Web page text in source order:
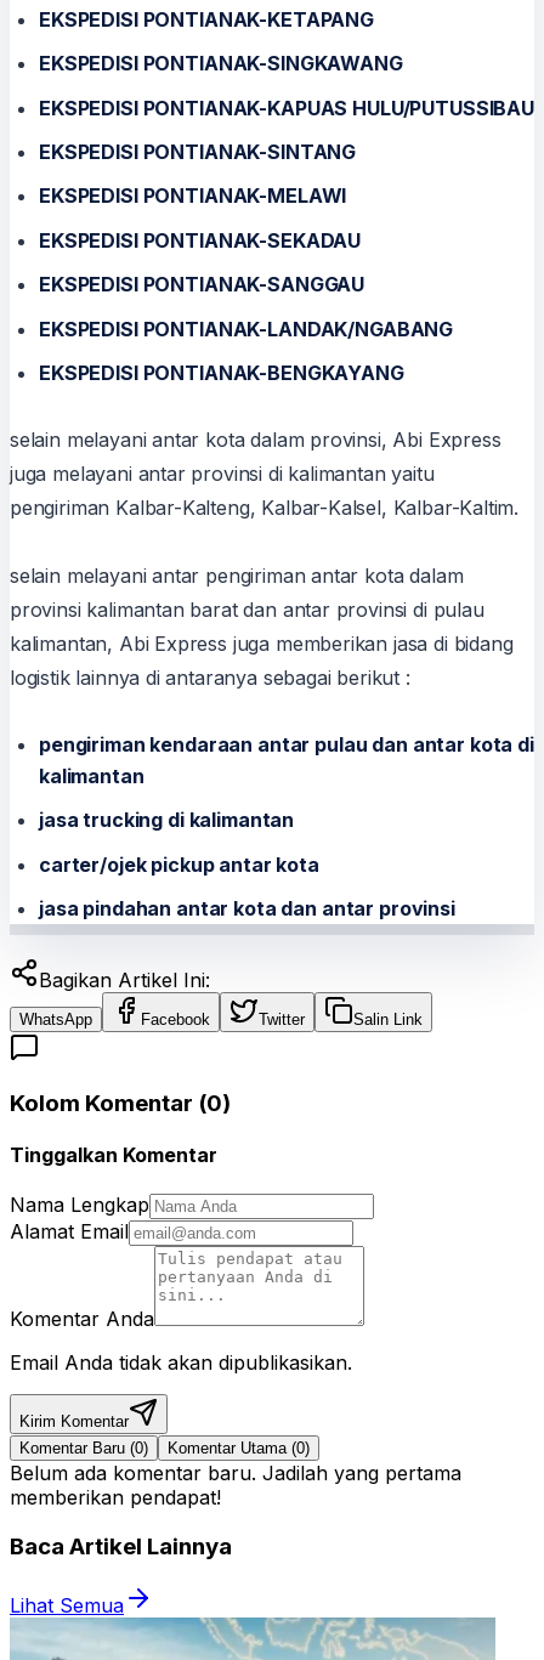
EKSPEDISI PONTIANAK-KETAPANG
EKSPEDISI PONTIANAK-SINGKAWANG
EKSPEDISI PONTIANAK-KAPUAS HULU/PUTUSSIBAU
EKSPEDISI PONTIANAK-SINTANG
EKSPEDISI PONTIANAK-MELAWI
EKSPEDISI PONTIANAK-SEKADAU
EKSPEDISI PONTIANAK-SANGGAU
EKSPEDISI PONTIANAK-LANDAK/NGABANG
EKSPEDISI PONTIANAK-BENGKAYANG
selain melayani antar kota dalam provinsi, Abi Express
juga melayani antar provinsi di kalimantan yaitu
pengiriman Kalbar-Kalteng, Kalbar-Kalsel, Kalbar-Kaltim.
selain melayani antar pengiriman antar kota dalam
provinsi kalimantan barat dan antar provinsi di pulau
kalimantan, Abi Express juga memberikan jasa di bidang
logistik lainnya di antaranya sebagai berikut :
pengiriman kendaraan antar pulau dan antar kota di
kalimantan
jasa trucking di kalimantan
carter/ojek pickup antar kota
jasa pindahan antar kota dan antar provinsi
Bagikan Artikel Ini:
WhatsApp Facebook Twitter Salin Link
Kolom Komentar (0)
Tinggalkan Komentar
Nama Lengkap
Alamat Email
Komentar Anda
Email Anda tidak akan dipublikasikan.
Kirim Komentar
Komentar Baru (0) Komentar Utama (0)
Belum ada komentar baru. Jadilah yang pertama
memberikan pendapat!
Baca Artikel Lainnya
Lihat Semua